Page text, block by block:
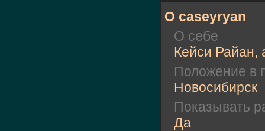
О caseyryan
О себе
Кейси Райан,
Положение в
Новосибирск
Показывать
Да